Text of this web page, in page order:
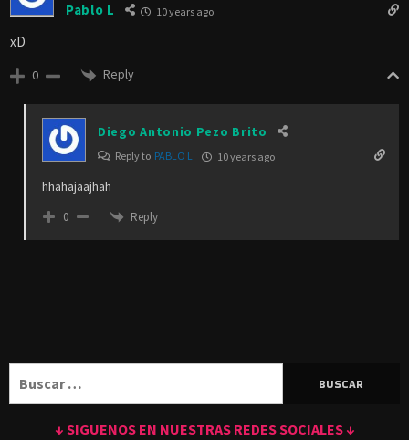
Pablo L 10 years ago
xD
0 Reply
Diego Antonio Pezo Brito
Reply to PABLO L 10 years ago
hhahajaajhah
0 Reply
↓ SIGUENOS EN NUESTRAS REDES SOCIALES ↓